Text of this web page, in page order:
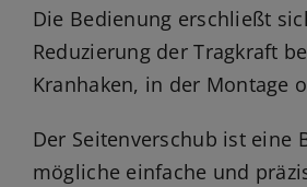
Die Bedienung erschließt
Reduzierung der Tragkraft
Kranhaken, in der Montage
Der Seitenverschub ist eine
mögliche einfache und